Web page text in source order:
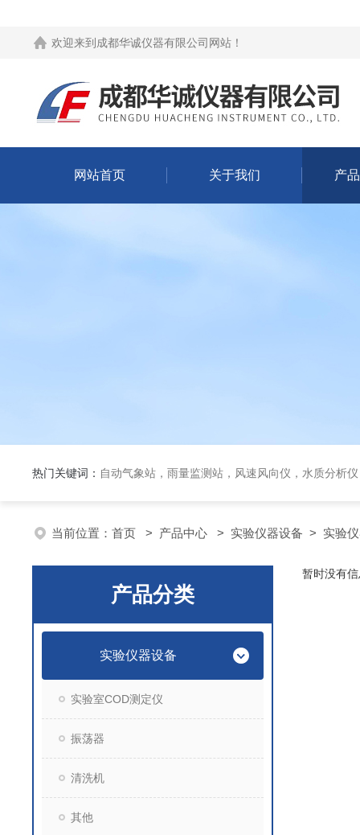
欢迎来到 成都华诚仪器有限公司网站 ！
网站首页 关于我们 产
热门关键词： 自动气象站，雨量监测站，风速风向仪，水质分析
当前位置： 首页 > 产品中心 > 实验仪器设备 > 实验
产品分类
实验仪器设备
实验室COD测定仪
振荡器
清洗机
其他
暂时没有